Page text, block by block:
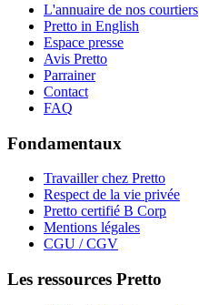
L'annuaire de nos courtiers
Pretto in English
Espace presse
Avis Pretto
Parrainer
Contact
FAQ
Fondamentaux
Travailler chez Pretto
Respect de la vie privée
Pretto certifié B Corp
Mentions légales
CGU / CGV
Les ressources Pretto